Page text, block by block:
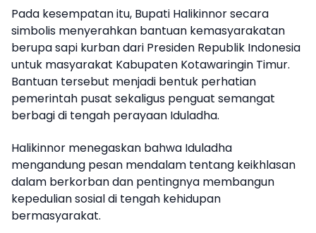
Pada kesempatan itu, Bupati Halikinnor secara
simbolis menyerahkan bantuan kemasyarakatan
berupa sapi kurban dari Presiden Republik Indonesia
untuk masyarakat Kabupaten Kotawaringin Timur.
Bantuan tersebut menjadi bentuk perhatian
pemerintah pusat sekaligus penguat semangat
berbagi di tengah perayaan Iduladha.
Halikinnor menegaskan bahwa Iduladha
mengandung pesan mendalam tentang keikhlasan
dalam berkorban dan pentingnya membangun
kepedulian sosial di tengah kehidupan
bermasyarakat.